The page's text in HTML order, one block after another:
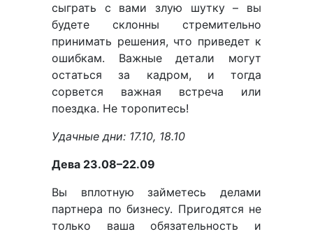
сыграть с вами злую шутку – вы
будете склонны стремительно
принимать решения, что приведет к
ошибкам. Важные детали могут
остаться за кадром, и тогда
сорвется важная встреча или
поездка. Не торопитесь!
Удачные дни: 17.10, 18.10
Дева 23.08–22.09
Вы вплотную займетесь делами
партнера по бизнесу. Пригодятся не
только ваша обязательность и